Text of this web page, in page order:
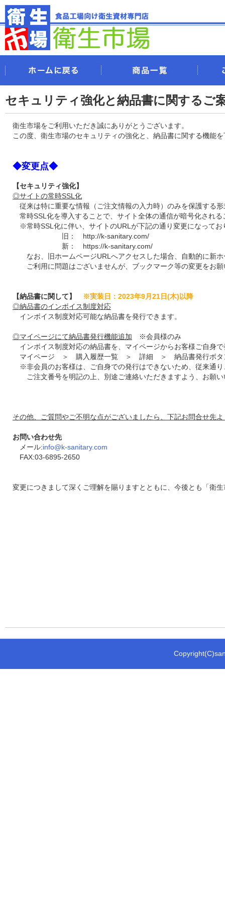
セキュリティ強化と納品書に関するご
衛生市場をご利用いただき誠にありがとうございます。
この度、衛生市場のセキュリティの強化と、納品書に関する機能
◆変更点◆
【セキュリティ強化】
◎サイトの常時SSL化
従来は特に重要な情報（ご注文情報の入力時）のみを保護する
常時SSL化を導入することで、サイト全体の通信が暗号化され
※常時SSL化に伴い、サイトのURLが下記の通り変更になってお
旧： http://k-sanitary.com/
新： https://k-sanitary.com/
なお、旧ホームページURLへアクセスした場合、自動的に新ホ
ご利用に問題はございませんが、ブックマーク等の変更をお願
【納品書に関して】
※実装日：2023年9月21日(木)以降
◎納品書のインボイス制度対応
インボイス制度対応可能な納品書を発行できます。
◎マイページにて納品書発行機能追加 ※会員様のみ
インボイス制度対応の納品書を、マイページからお客様ご自身
マイページ ＞ 購入履歴一覧 ＞ 詳細 ＞ 納品書発行ボタ
※非会員のお客様は、ご自身での発行はできないため、従来通
ご注文番号を明記の上、別途ご連絡いただきますよう、お願い
その他、ご質問やご不明な点がございましたら、下記お問合せ先
お問い合わせ先
メール:info@k-sanitary.com
FAX:03-6895-2650
変更につきまして深くご理解を賜りますとともに、今後とも「衛